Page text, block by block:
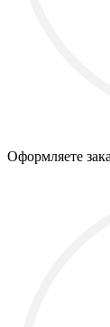
Оформляете